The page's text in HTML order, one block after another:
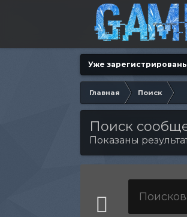
Уже
Главная Поиск
Поиск
Показаны